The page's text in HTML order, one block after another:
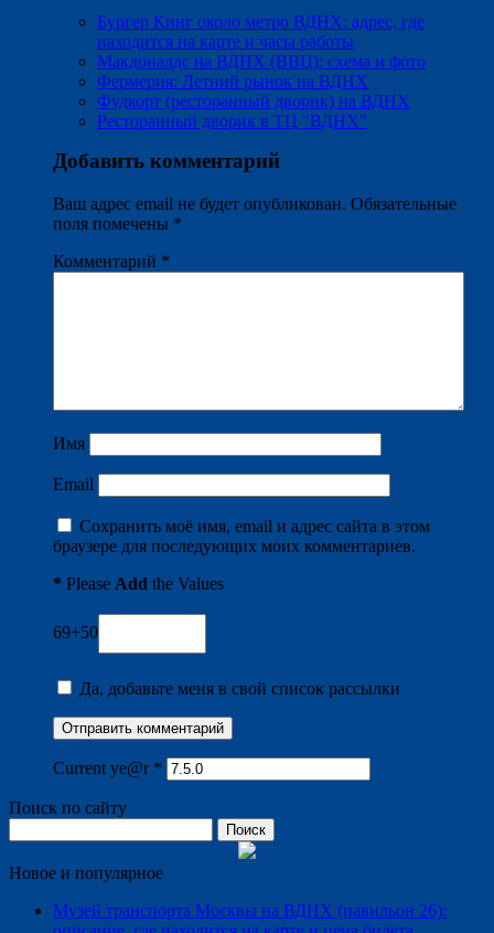
Бургер Кинг около метро ВДНХ: адрес, где
находится на карте и часы работы
Макдоналдс на ВДНХ (ВВЦ): схема и фото
Фермерия: Летний рынок на ВДНХ
Фудкорт (ресторанный дворик) на ВДНХ
Ресторанный дворик в ТЦ "ВДНХ"
Добавить комментарий
Ваш адрес email не будет опубликован. Обязательные
поля помечены *
Комментарий *
Имя
Email
Сохранить моё имя, email и адрес сайта в этом
браузере для последующих моих комментариев.
* Please Add the Values
69+50
Да, добавьте меня в свой список рассылки
Current ye@r *
Поиск по сайту
Новое и популярное
Музей транспорта Москвы на ВДНХ (павильон 26):